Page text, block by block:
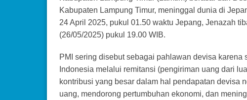
Kabupaten Lampung Timur, meninggal dunia di
24 April 2025, pukul 01.50 waktu Jepang, Jenazah
(26/05/2025) pukul 19.00 WIB.
PMI sering disebut sebagai pahlawan devisa
Indonesia melalui remitansi (pengiriman uang dari
kontribusi yang besar dalam hal pendapatan devisa
uang, mendorong pertumbuhan ekonomi, dan